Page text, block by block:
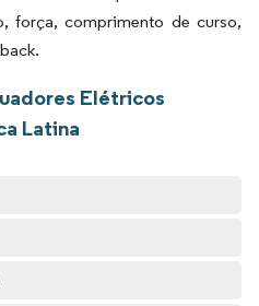
força, comprimento de curso,
Elétricos
Latina